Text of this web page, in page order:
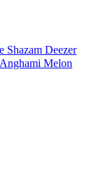
Shazam Deezer
Anghami Melon